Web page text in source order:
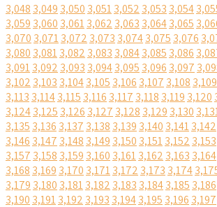
3,048 3,049 3,050 3,0513,052 3,053 3,054
3,059 3,060 3,0613,062 3,063 3,0643,065
3,070 3,0713,072 3,073 3,0743,075 3,076
3,080 3,0813,082 3,083 3,0843,085 3,086
3,0913,092 3,093 3,0943,095 3,096 3,097
3,102 3,103 3,1043,105 3,106 3,107 3,108 3,109
3,113 3,1143,115 3,116 3,117 3,118 3,119 3,120
3,1243,125 3,126 3,127 3,128 3,129 3,130
3,135 3,136 3,137 3,138 3,139 3,140 3,1413,142
3,146 3,147 3,148 3,149 3,150 3,1513,152 3,153
3,157 3,158 3,159 3,160 3,1613,162 3,163 3,164
3,168 3,169 3,170 3,1713,172 3,173 3,174
3,179 3,180 3,1813,182 3,183 3,1843,185 3,186
3,190 3,1913,192 3,193 3,1943,195 3,196 3,197